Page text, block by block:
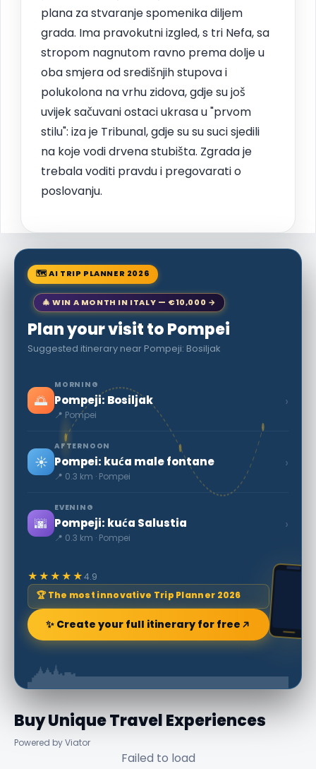
plana za stvaranje spomenika diljem
grada. Ima pravokutni izgled, s tri Nefa, sa
stropom nagnutom ravno prema dolje u
oba smjera od središnjih stupova i
polukolona na vrhu zidova, gdje su još
uvijek sačuvani ostaci ukrasa u "prvom
stilu": iza je Tribunal, gdje su su suci sjedili
na koje vodi drvena stubišta. Zgrada je
trebala voditi pravdu i pregovarati o
poslovanju.
🗺 AI TRIP PLANNER 2026
🎄 WIN A MONTH IN ITALY — €10,000 →
Plan your visit to Pompei
Suggested itinerary near Pompeji: Bosiljak
🌅
MORNING
Pompeji: Bosiljak
📍 Pompei
›
☀️
AFTERNOON
Pompei: kuća male fontane
📍 0.3 km · Pompei
›
🌆
EVENING
Pompeji: kuća Salustia
📍 0.3 km · Pompei
›
★★★★★4.9
🏆 The most innovative Trip Planner 2026
✨ Create your full itinerary for free
Buy Unique Travel Experiences
Powered by Viator
Failed to load